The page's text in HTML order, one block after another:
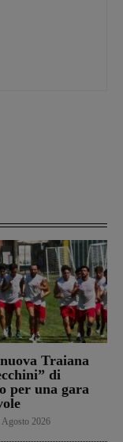
Traiana
di
per una gara
Agosto 2026